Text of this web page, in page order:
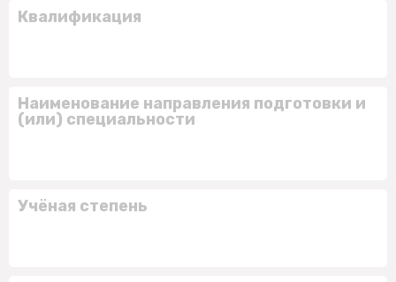
Квалификация
Наименование направления подготовки и
(или) специальности
Учёная степень